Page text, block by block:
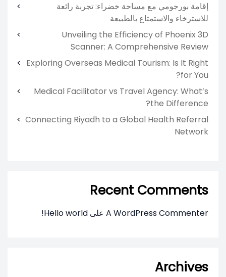
إقامة بورجومي مع مساحة خضراء: تجربة رائعة
للاسترخاء والاستمتاع بالطبيعة
Unveiling the Efficiency of Phoenix 3D
Scanner: A Comprehensive Review
Exploring Overseas Medical Tourism: Is It Right
for You?
Medical Facilitator vs Travel Agency: What’s
the Difference?
Connecting Riyadh to a Global Health Referral
Network
Recent Comments
A WordPress Commenter على Hello world!
Archives